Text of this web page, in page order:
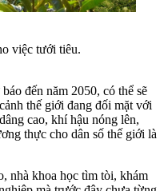
việc tưới tiêu.
đến năm 2050, có thể sẽ
thế giới đang đối mặt với
cao, khí hậu nóng lên,
thực cho dân số thế giới là
nhà khoa học tìm tòi, khám